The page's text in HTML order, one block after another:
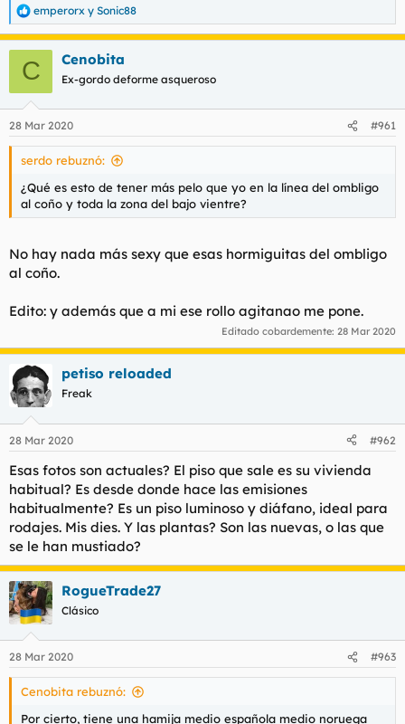
R
e
a
e
s
emperorx y Sonic88
C Cenobita
Ex-gordo deforme asqueroso
28 Mar 2020 #961
serdo rebuznó:
¿Qué es esto de tener más pelo que yo en la línea del ombligo
al coño y toda la zona del bajo vientre?
No hay nada más sexy que esas hormiguitas del ombligo
al coño.
Edito: y además que a mi ese rollo agitanao me pone.
Editado cobardemente: 28 Mar 2020
petiso reloaded
Freak
28 Mar 2020 #962
Esas fotos son actuales? El piso que sale es su vivienda
habitual? Es desde donde hace las emisiones
habitualmente? Es un piso luminoso y diáfano, ideal para
rodajes. Mis dies. Y las plantas? Son las nuevas, o las que
se le han mustiado?
RogueTrade27
Clásico
28 Mar 2020 #963
Cenobita rebuznó:
Por cierto, tiene una hamija medio española medio noruega